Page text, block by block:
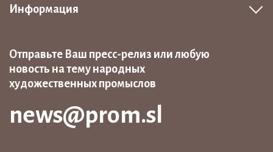
Информация
Отправьте Ваш пресс-релиз или любую
новость на тему народных
художественных промыслов
news@prom.sl